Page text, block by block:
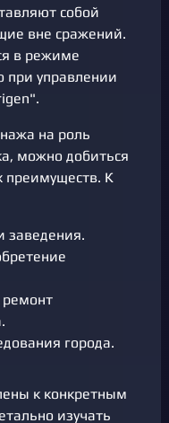
собой
вне сражений.
в режиме
при управлении
на роль
можно добиться
преимуществ. К
заведения.
города.
к конкретным
изучать